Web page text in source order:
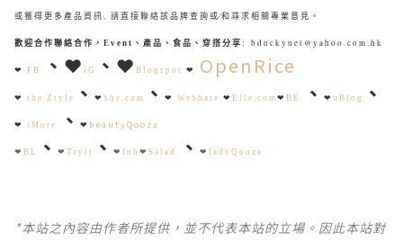
或獲得更多產品資訊, 請直接聯絡該品牌查詢或∕和尋求相關專業意見。
歡迎合作聯絡合作，Event、產品、食品、穿搭分享 : bduckyuet@yahoo.com.hk
❤ FB 、 ❤ iG 、 ❤ Blogspot ❤ OpenRice
❤ the Ztyle 、 ❤ She.com 、 ❤ WeShare ❤ Elle.com ❤ BE 、 ❤ uBlog 、
❤ iMore 、 ❤ beautyQooza
❤ BL 、 ❤ Tryit 、 ❤ fnb ❤ Salad 、 ❤ ladyQooza
*本站之內容由作者所提供，並不代表本站的立場。因此本站對